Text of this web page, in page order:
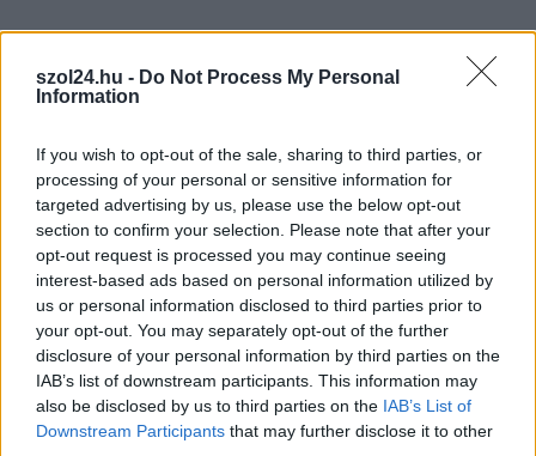
szol24.hu - Do Not Process My Personal
Information
If you wish to opt-out of the sale, sharing to third parties, or
processing of your personal or sensitive information for
targeted advertising by us, please use the below opt-out
section to confirm your selection. Please note that after your
opt-out request is processed you may continue seeing
interest-based ads based on personal information utilized by
us or personal information disclosed to third parties prior to
your opt-out. You may separately opt-out of the further
disclosure of your personal information by third parties on the
IAB’s list of downstream participants. This information may
also be disclosed by us to third parties on the IAB’s List of
Downstream Participants that may further disclose it to other
A SZOL24 legfrissebb 24 cikke
Óriási, több mint két méteres harcsát fogott a Tiszán a 13 éves
fiú (VIDEÓVAL)
Hétfőn kezdik, csütörtökön végeznek – lezárás miatt
fennakadásokra és pótlóbuszos közlekedésre számítsunk az
egyik Jász-Nagykun-Szolnok megyei vasútvonalon
Visszaszámlálás indul: -1, 0, Sziget!
Magyarország jobban látszik közelről – heti médiaszemle a
független helyi sajtóból
Már magasabb szinten is nyomoznak Szijjártó